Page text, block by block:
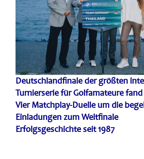
Deutschlandfinale der größten
Turnierserie für Golfamateure
Vier Matchplay-Duelle um die
Einladungen zum Weltfinale
Erfolgsgeschichte seit 1987